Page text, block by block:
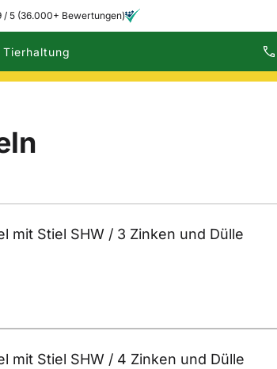
/ 5 (36.000+ Bewertungen)
Tierhaltung
mit Stiel SHW / 3 Zinken und Dülle
mit Stiel SHW / 4 Zinken und Dülle